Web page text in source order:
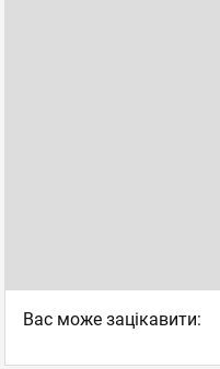
Вас може зацікавити: